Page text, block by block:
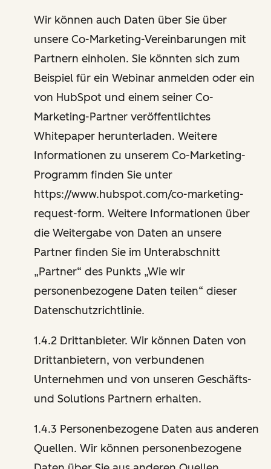
Wir können auch Daten über Sie über
unsere Co-Marketing-Vereinbarungen mit
Partnern einholen. Sie könnten sich zum
Beispiel für ein Webinar anmelden oder ein
von HubSpot und einem seiner Co-
Marketing-Partner veröffentlichtes
Whitepaper herunterladen. Weitere
Informationen zu unserem Co-Marketing-
Programm finden Sie unter
https://www.hubspot.com/co-marketing-
request-form. Weitere Informationen über
die Weitergabe von Daten an unsere
Partner finden Sie im Unterabschnitt
„Partner“ des Punkts „Wie wir
personenbezogene Daten teilen“ dieser
Datenschutzrichtlinie.
1.4.2 Drittanbieter. Wir können Daten von
Drittanbietern, von verbundenen
Unternehmen und von unseren Geschäfts-
und Solutions Partnern erhalten.
1.4.3 Personenbezogene Daten aus anderen
Quellen. Wir können personenbezogene